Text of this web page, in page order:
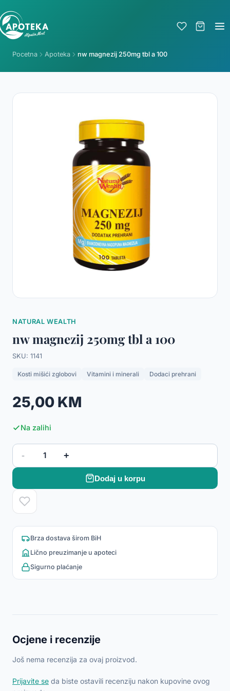
Pocetna Apoteka nw magnezij 250mg tbl a 100
NATURAL WEALTH
nw magnezij 250mg tbl a 100
SKU: 1141
Kosti mišići zglobovi Vitamini i minerali Dodaci prehrani
25,00 KM
Na zalihi
- 1 +
Dodaj u korpu
Brza dostava širom BiH
Lično preuzimanje u apoteci
Sigurno plaćanje
Ocjene i recenzije
Još nema recenzija za ovaj proizvod.
Prijavite se da biste ostavili recenziju nakon kupovine ovog